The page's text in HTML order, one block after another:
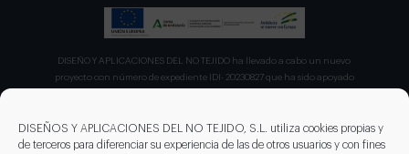
DISEÑOS Y APLICACIONES DEL NO TEJIDO, S.L. utiliza cookies propias y
de terceros para diferenciar su experiencia de las de otros usuarios y con fines
DISEÑO Y APLICACIONES DEL NO TEJIDO ha llevado a cabo un nuevo
proyecto con número de expediente IDI- 20230827 que ha sido apoyado
nuevas tecnologías de manipulación e impresión de materiales
sostenibles para favorecer el ecodiseño en el ámbito del packaging"